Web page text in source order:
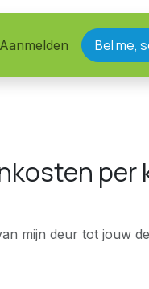
Aanmelden Bel me,
per
mijn deur tot jouw